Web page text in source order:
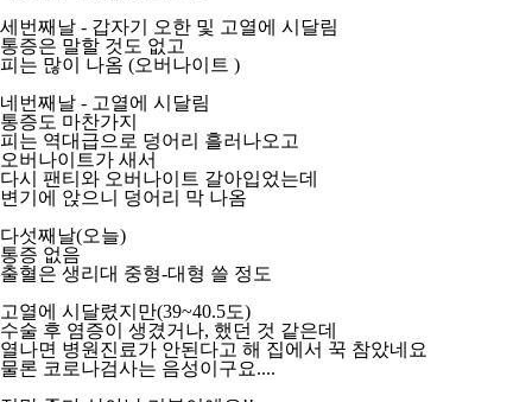
세번째날 - 갑자기 오한 및 고열에 시달림
통증은 말할 것도 없고
피는 많이 나옴 (오버나이트 )
네번째날 - 고열에 시달림
통증도 마찬가지
피는 역대급으로 덩어리 흘러나오고
오버나이트가 새서
다시 팬티와 오버나이트 갈아입었는데
변기에 앉으니 덩어리 막 나옴
다섯째날(오늘)
통증 없음
출혈은 생리대 중형-대형 쓸 정도
고열에 시달렸지만(39~40.5도)
수술 후 염증이 생겼거나, 했던 것 같은데
열나면 병원진료가 안된다고 해 집에서 꾹 참았네요
물론 코로나검사는 음성이구요....